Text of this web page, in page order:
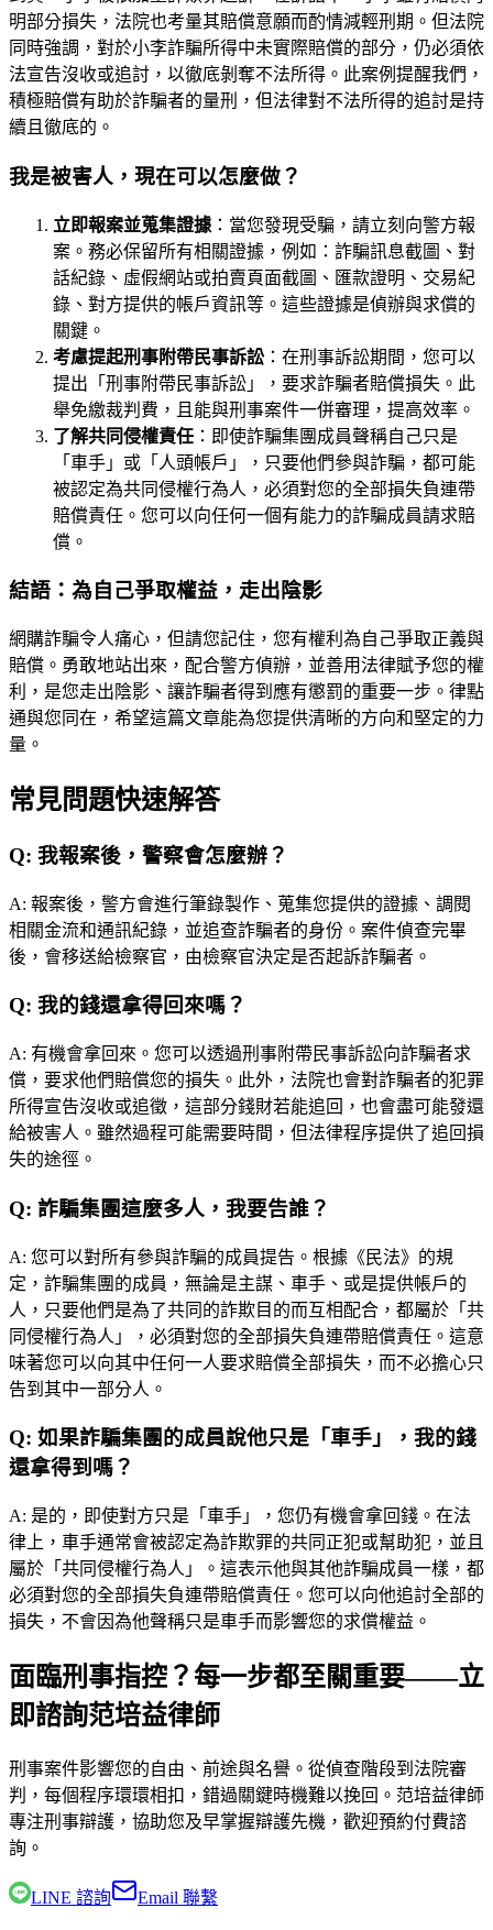
明部分損失，法院也考量其賠償意願而酌情減輕刑期。但法院
同時強調，對於小李詐騙所得中未實際賠償的部分，仍必須依
法宣告沒收或追討，以徹底剝奪不法所得。此案例提醒我們，
積極賠償有助於詐騙者的量刑，但法律對不法所得的追討是持
續且徹底的。
我是被害人，現在可以怎麼做？
立即報案並蒐集證據 ：當您發現受騙，請立刻向警方報
案。務必保留所有相關證據，例如：詐騙訊息截圖、對
話紀錄、虛假網站或拍賣頁面截圖、匯款證明、交易紀
錄、對方提供的帳戶資訊等。這些證據是偵辦與求償的
關鍵。
考慮提起刑事附帶民事訴訟：在刑事訴訟期間，您可以
提出「刑事附帶民事訴訟」，要求詐騙者賠償損失。此
舉免繳裁判費，且能與刑事案件一併審理，提高效率。
了解共同侵權責任 ：即使詐騙集團成員聲稱自己只是
「車手」或「人頭帳戶」，只要他們參與詐騙，都可能
被認定為共同侵權行為人，必須對您的全部損失負連帶
賠償責任。您可以向任何一個有能力的詐騙成員請求賠
償。
結語：為自己爭取權益，走出陰影
網購詐騙令人痛心，但請您記住，您有權利為自己爭取正義與
賠償。勇敢地站出來，配合警方偵辦，並善用法律賦予您的權
利，是您走出陰影、讓詐騙者得到應有懲罰的重要一步。律點
通與您同在，希望這篇文章能為您提供清晰的方向和堅定的力
量。
常見問題快速解答
Q: 我報案後，警察會怎麼辦？
A: 報案後，警方會進行筆錄製作、蒐集您提供的證據、調閱
相關金流和通訊紀錄，並追查詐騙者的身份。案件偵查完畢
後，會移送給檢察官，由檢察官決定是否起訴詐騙者。
Q: 我的錢還拿得回來嗎？
A: 有機會拿回來。您可以透過刑事附帶民事訴訟向詐騙者求
償，要求他們賠償您的損失。此外，法院也會對詐騙者的犯罪
所得宣告沒收或追徵，這部分錢財若能追回，也會盡可能發還
給被害人。雖然過程可能需要時間，但法律程序提供了追回損
失的途徑。
Q: 詐騙集團這麼多人，我要告誰？
A: 您可以對所有參與詐騙的成員提告。根據《民法》的規
定，詐騙集團的成員，無論是主謀、車手、或是提供帳戶的
人，只要他們是為了共同的詐欺目的而互相配合，都屬於「共
同侵權行為人」，必須對您的全部損失負連帶賠償責任。這意
味著您可以向其中任何一人要求賠償全部損失，而不必擔心只
告到其中一部分人。
Q: 如果詐騙集團的成員說他只是「車手」，我的錢
還拿得到嗎？
A: 是的，即使對方只是「車手」，您仍有機會拿回錢。在法
律上，車手通常會被認定為詐欺罪的共同正犯或幫助犯，並且
屬於「共同侵權行為人」。這表示他與其他詐騙成員一樣，都
必須對您的全部損失負連帶賠償責任。您可以向他追討全部的
損失，不會因為他聲稱只是車手而影響您的求償權益。
面臨刑事指控？每一步都至關重要——立
即諮詢范培益律師
刑事案件影響您的自由、前途與名譽。從偵查階段到法院審
判，每個程序環環相扣，錯過關鍵時機難以挽回。 范培益律師
專注刑事辯護，協助您及早掌握辯護先機，歡迎預約付費諮
詢。
LINE 諮詢 Email 聯繫